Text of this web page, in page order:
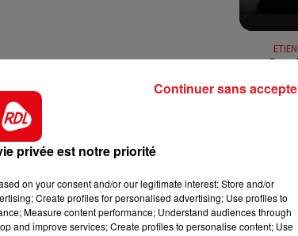
RDL
avec 6 victoires en 2025,
tracé. Idéalement placé en
avec 3 succès. Les
une priorité.
ici il va falloir qu'il se sorte du
premières places.
A
privée est notre priorité
on your consent and/or our legitimate interest: Store and/or
Create profiles for personalised advertising; Use profiles to
Measure content performance; Understand audiences through
and improve services; Create profiles to personalise content; Use
Continuer sans